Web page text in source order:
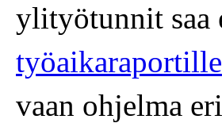
ylityötunnit
työaikaraportille
vaan ohjelma